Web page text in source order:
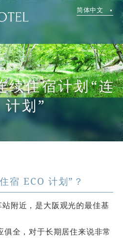
简体中文
续住宿计划“连
计划”
宿 ECO 计划”？
附近，是大阪观光的最佳基
全，对于长期居住来说非常